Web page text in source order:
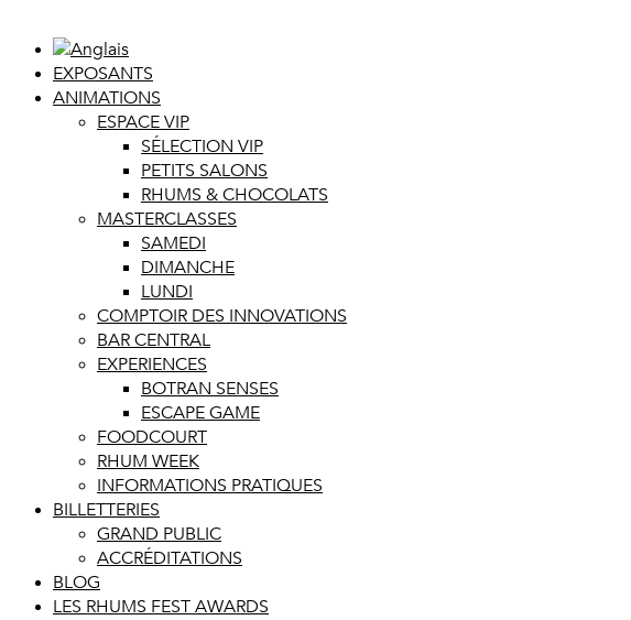
EXPOSANTS
ANIMATIONS
ESPACE VIP
SÉLECTION VIP
PETITS SALONS
RHUMS & CHOCOLATS
MASTERCLASSES
SAMEDI
DIMANCHE
LUNDI
COMPTOIR DES INNOVATIONS
BAR CENTRAL
EXPERIENCES
BOTRAN SENSES
ESCAPE GAME
FOODCOURT
RHUM WEEK
INFORMATIONS PRATIQUES
BILLETTERIES
GRAND PUBLIC
ACCRÉDITATIONS
BLOG
LES RHUMS FEST AWARDS